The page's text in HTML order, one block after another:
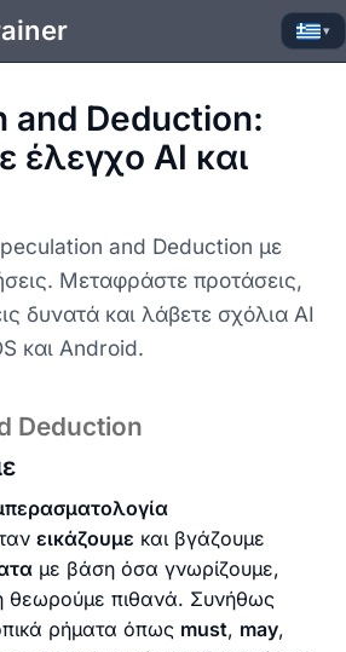
▾
and Deduction:
έλεγχο AI και
and Deduction με
Μεταφράστε προτάσεις,
δυνατά και λάβετε σχόλια AI
και Android.
Deduction
εικάζουμε και βγάζουμε
με βάση όσα γνωρίζουμε,
θεωρούμε πιθανά. Συνήθως
ρήματα όπως must, may,